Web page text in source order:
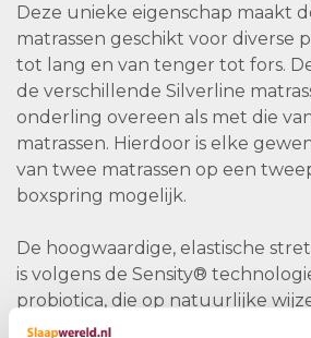
Deze unieke eigenschap maakt
matrassen geschikt voor diverse
tot lang en van tenger tot fors.
de verschillende Silverline
onderling overeen als met die
matrassen. Hierdoor is elke
van twee matrassen op een
boxspring mogelijk.
De hoogwaardige, elastische
is volgens de Sensity®
probiotica, die op natuurlijke
dat de slaapomgeving